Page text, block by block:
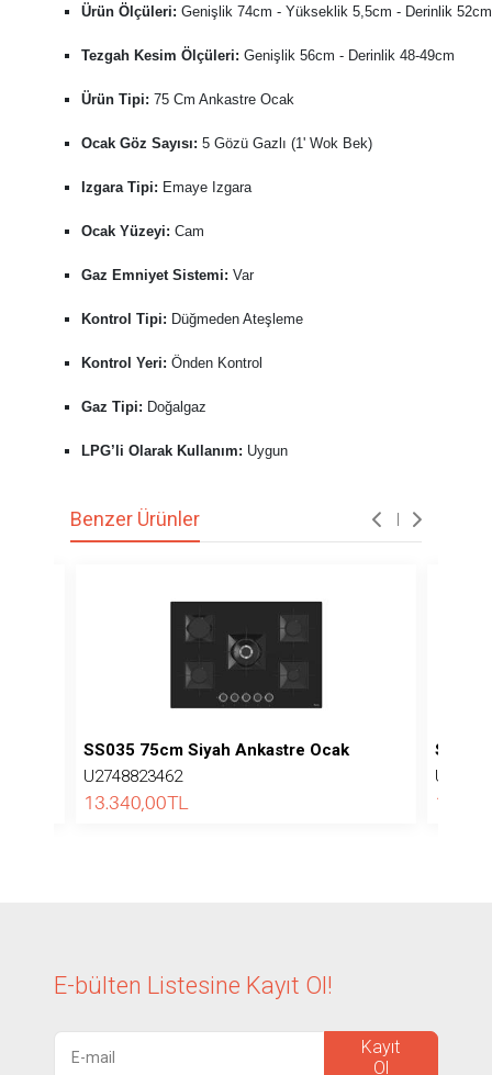
Ürün Ölçüleri: Genişlik 74cm - Yükseklik 5,5cm - Derinlik 52cm
Tezgah Kesim Ölçüleri: Genişlik 56cm - Derinlik 48-49cm
Ürün Tipi: 75 Cm Ankastre Ocak
Ocak Göz Sayısı: 5 Gözü Gazlı (1' Wok Bek)
Izgara Tipi: Emaye Izgara
Ocak Yüzeyi: Cam
Gaz Emniyet Sistemi: Var
Kontrol Tipi: Düğmeden Ateşleme
Kontrol Yeri: Önden Kontrol
Gaz Tipi: Doğalgaz
LPG’li Olarak Kullanım: Uygun
Benzer Ürünler
SS035 75cm Siyah Ankastre Ocak
U2748823462
13.340,00TL
SS038
E-bülten Listesine Kayıt Ol!
Kayıt
Ol